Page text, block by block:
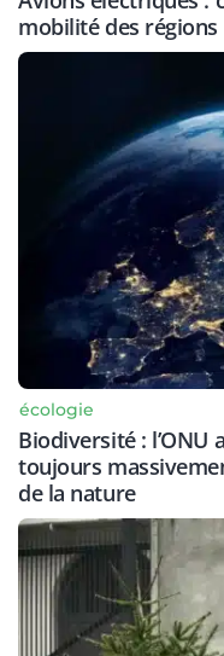
mobilité des régions
écologie
Biodiversité :
toujours
de la nature